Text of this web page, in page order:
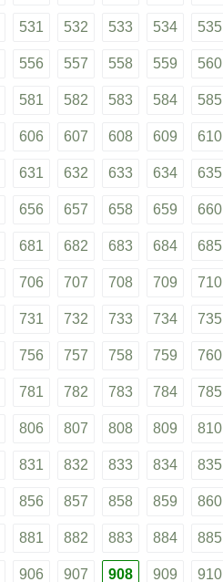
531 532 533 534 535
556 557 558 559 560
581 582 583 584 585
606 607 608 609 610
631 632 633 634 635
656 657 658 659 660
681 682 683 684 685
706 707 708 709 710
731 732 733 734 735
756 757 758 759 760
781 782 783 784 785
806 807 808 809 810
831 832 833 834 835
856 857 858 859 860
881 882 883 884 885
906 907 908 909 910